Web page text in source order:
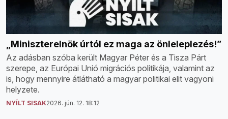
„Miniszterelnök úrtól ez maga az önleleplezés!”
Az adásban szóba került Magyar Péter és a Tisza Párt
szerepe, az Európai Unió migrációs politikája, valamint az
is, hogy mennyire átlátható a magyar politikai elit vagyoni
helyzete.
NYÍLT SISAK2026. jún. 12. 18:12